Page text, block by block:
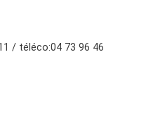
/ téléco:04 73 96 46